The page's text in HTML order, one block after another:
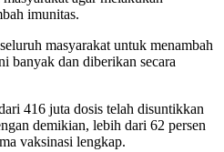
imunitas.
masyarakat untuk menambah
banyak dan diberikan secara
416 juta dosis telah disuntikkan
demikian, lebih dari 62 persen
vaksinasi lengkap.